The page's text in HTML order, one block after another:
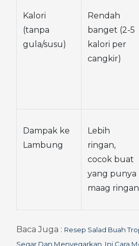
Kalori
(tanpa
gula/susu)
Rendah
banget (2-5
kalori per
cangkir)
Dampak ke
Lambung
Lebih
ringan,
cocok buat
yang punya
maag ringan
Baca Juga : Resep Salad Buah
Segar Dan Menyegarkan, Ini Cara